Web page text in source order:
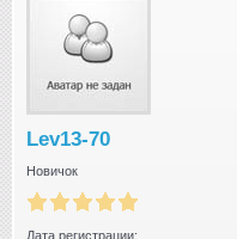
Lev13-70
Новичок
Дата регистрации: